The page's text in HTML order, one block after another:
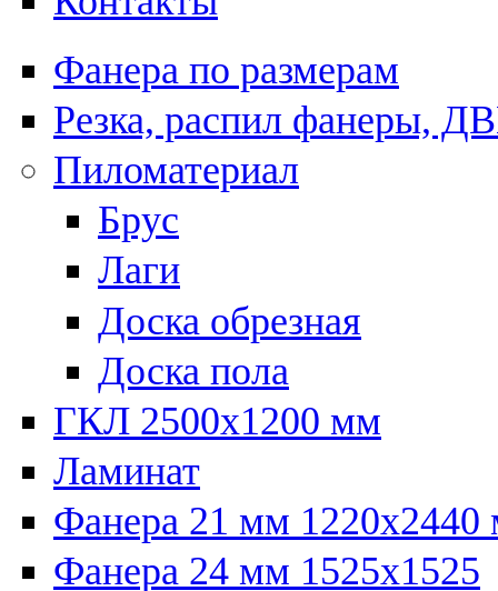
Фанера по размерам
Резка, распил фанеры,
Пиломатериал
Брус
Лаги
Доска обрезная
Доска пола
ГКЛ 2500х1200 мм
Ламинат
Фанера 21 мм 1220х2440
Фанера 24 мм 1525х1525